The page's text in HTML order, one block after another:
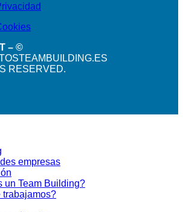
– ©
RESERVED.
empresas
un Team Building?
trabajamos?